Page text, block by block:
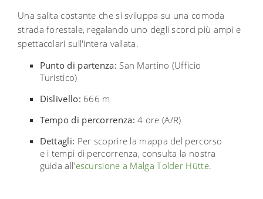
Una salita costante che si sviluppa su una comoda
strada forestale, regalando uno degli scorci più ampi e
spettacolari sull'intera vallata.
Punto di partenza: San Martino (Ufficio
Turistico)
Dislivello: 666 m
Tempo di percorrenza: 4 ore (A/R)
Dettagli: Per scoprire la mappa del percorso
e i tempi di percorrenza, consulta la nostra
guida all'escursione a Malga Tolder Hütte.